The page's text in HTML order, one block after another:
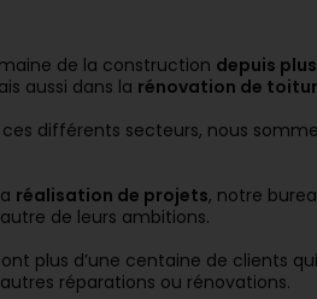
de la construction depuis
aussi dans la rénovation de
différents secteurs, nous
réalisation de projets, notre
de leurs ambitions.
plus d’une centaine de clients
réparations ou rénovations.